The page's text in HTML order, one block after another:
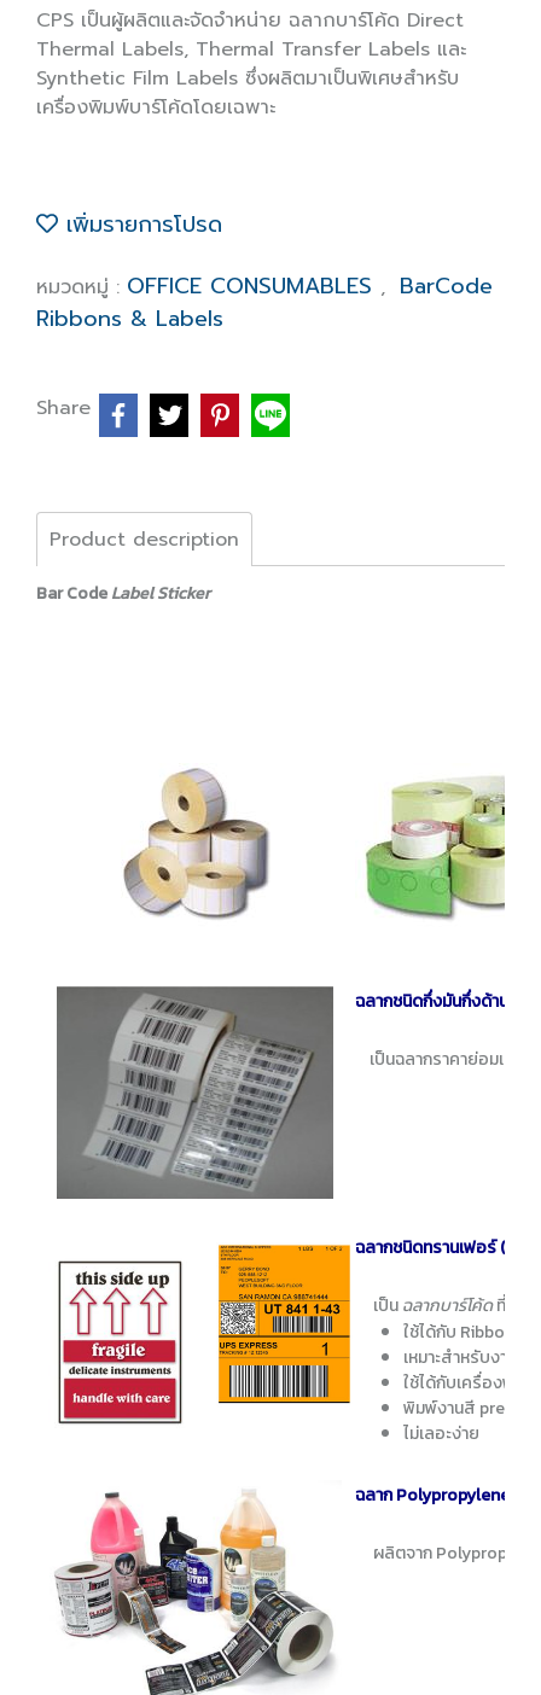
CPS เป็นผู้ผลิตและจัดจำหน่าย ฉลากบาร์โค้ด Direct
Thermal Labels, Thermal Transfer Labels และ
Synthetic Film Labels ซึ่งผลิตมาเป็นพิเศษสำหรับ
เครื่องพิมพ์บาร์โค้ดโดยเฉพาะ
เพิ่มรายการโปรด
หมวดหมู่ : OFFICE CONSUMABLES , BarCode
Ribbons & Labels
Share
Product description
Bar CodeLabel Sticker
ฉลากชนิดกึ่งมันกึ่งด้าน
เป็นฉลากราคาย่อมเยา
ฉลากชนิดทรานเฟอร์
เป็นฉลากบาร์โค้ดที่พิมพ์
ใช้ได้กับ Ribbon บ
เหมาะสำหรับงาน
ใช้ได้กับเครื่องพิมพ์
พิมพ์งานสี pre-
ไม่เลอะง่าย
ฉลาก Polypropylene
ผลิตจาก